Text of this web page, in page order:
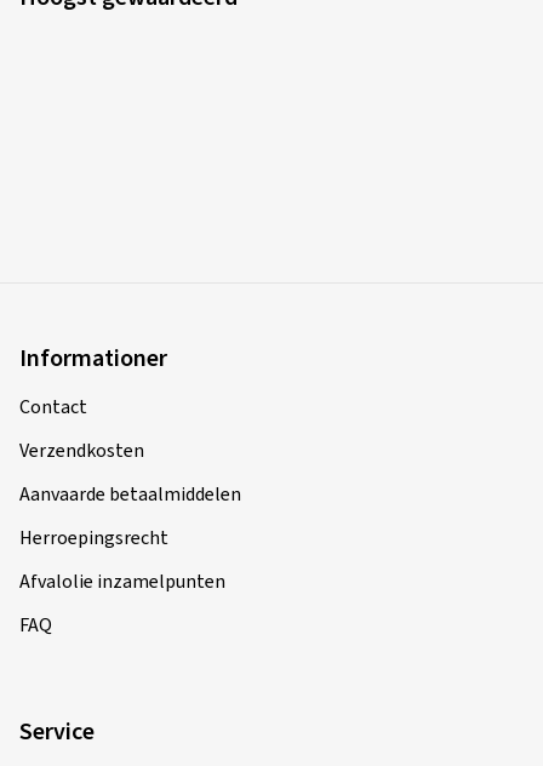
Informationer
Contact
Verzendkosten
Aanvaarde betaalmiddelen
Herroepingsrecht
Afvalolie inzamelpunten
FAQ
Service